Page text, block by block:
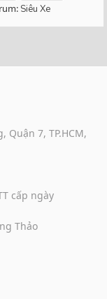
Siêu Xe
Quận 7, TP.HCM,
cấp ngày
Thảo